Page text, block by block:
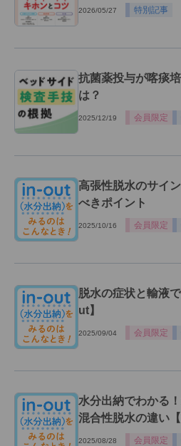
2026/05/27 特別記事
抗菌薬投与が喀痰
は？
2025/12/19 会員限定
高張性脱水のサイ
べきポイント
2025/10/16 会員限定
脱水の症状と輸液
ut】
2025/09/04 会員限定
水分出納でわかる
混合性脱水の違い
2025/08/28 会員限定